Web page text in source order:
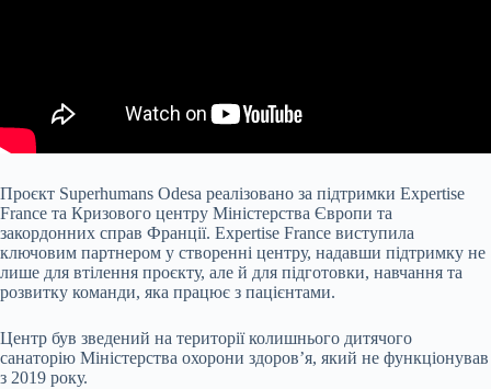
Проєкт Superhumans Odesa реалізовано за підтримки Expertise
France та Кризового центру Міністерства Європи та
закордонних справ Франції. Expertise France виступила
ключовим партнером у створенні центру, надавши підтримку не
лише для втілення проєкту, але й для підготовки, навчання та
розвитку команди, яка працює з пацієнтами.
Центр був зведений на території колишнього дитячого
санаторію Міністерства охорони здоров’я, який не функціонував
з 2019 року.